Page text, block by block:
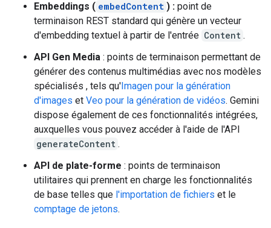
Embeddings ( embedContent ) : point de
terminaison REST standard qui génère un vecteur
d'embedding textuel à partir de l'entrée Content .
API Gen Media : points de terminaison permettant de
générer des contenus multimédias avec nos modèles
spécialisés , tels qu'Imagen pour la génération
d'images et Veo pour la génération de vidéos. Gemini
dispose également de ces fonctionnalités intégrées,
auxquelles vous pouvez accéder à l'aide de l'API
generateContent .
API de plate-forme : points de terminaison
utilitaires qui prennent en charge les fonctionnalités
de base telles que l'importation de fichiers et le
comptage de jetons.